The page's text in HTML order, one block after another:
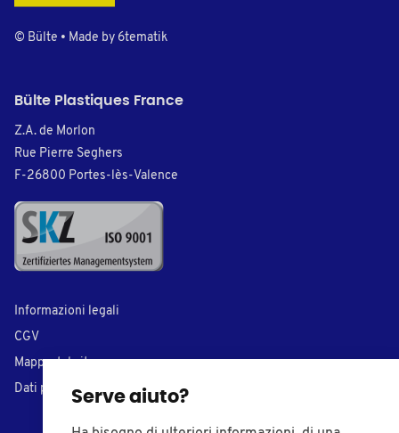
Serve aiuto?
© Bülte • Made by 6tematik
Bülte Plastiques France
Z.A. de Morlon
Rue Pierre Seghers
F-26800 Portes-lès-Valence
Informazioni legali
CGV
Mappa del sito
Dati personali